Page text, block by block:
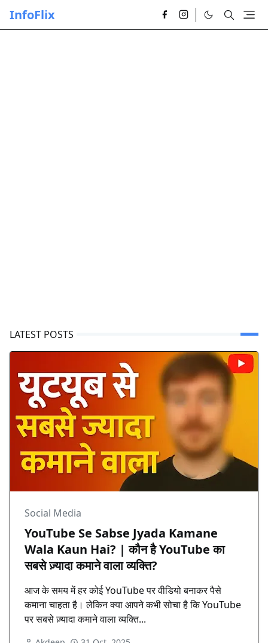
InfoFlix
LATEST POSTS
Social Media
YouTube Se Sabse Jyada Kamane
Wala Kaun Hai? | कौन है YouTube का
सबसे ज़्यादा कमाने वाला व्यक्ति?
आज के समय में हर कोई YouTube पर वीडियो बनाकर पैसे
कमाना चाहता है। लेकिन क्या आपने कभी सोचा है कि YouTube
पर सबसे ज़्यादा कमाने वाला व्यक्ति...